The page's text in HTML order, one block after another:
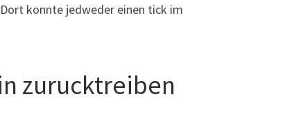
konnte jedweder einen tick im
zurucktreiben